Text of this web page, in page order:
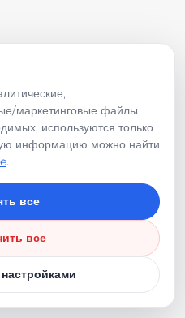
маркетинговые файлы
используются только
информацию можно найти
.
все
все